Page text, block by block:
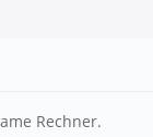
Rechner.